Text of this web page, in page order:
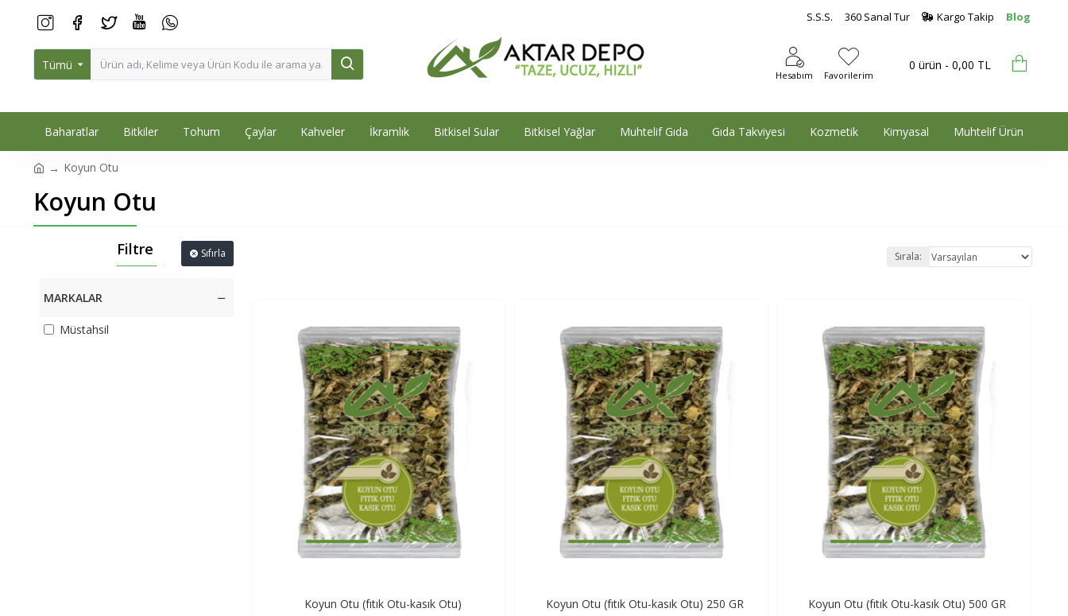
S.S.S. 360 Sanal Tur Kargo Takip Blog
Tümü
Hesabım Favorilerim
0 ürün - 0,00 TL
Baharatlar Bitkiler Tohum Çaylar Kahveler İkramlık Bitkisel Sular Bitkisel Yağlar Muhtelif Gıda Gıda Takviyesi Kozmetik Kimyasal Muhtelif Ürün
Koyun Otu
Koyun Otu
Filtre Sıfırla
MARKALAR
Müstahsil
Sırala:
Koyun Otu (fıtık Otu-kasık Otu) Koyun Otu (fıtık Otu-kasık Otu) 250 GR Koyun Otu (fıtık Otu-kasık Otu) 500 GR